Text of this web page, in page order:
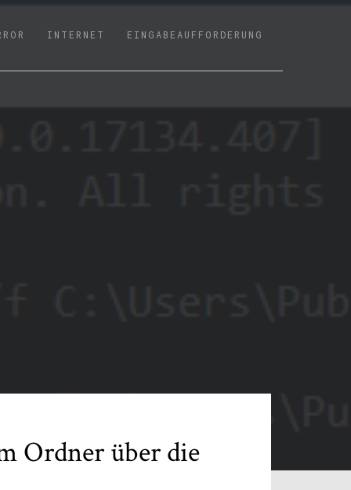
INTERNET EINGABEAUFFORDERUNG
Ordner über die